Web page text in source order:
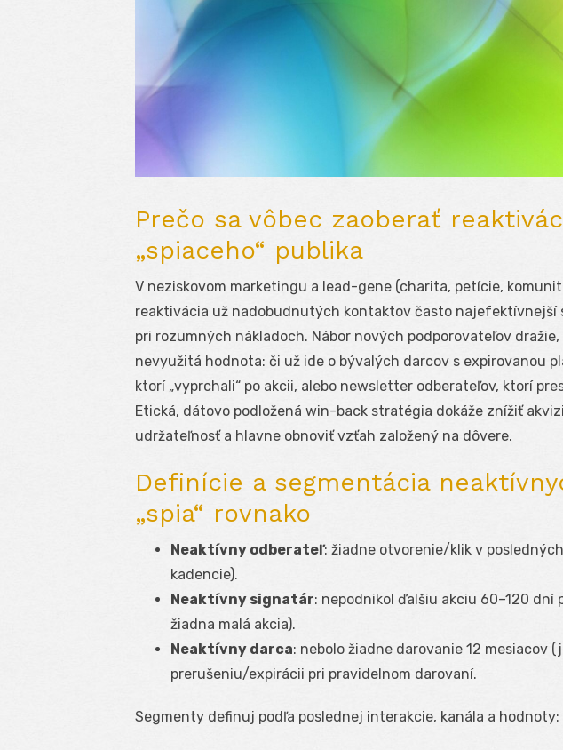
Prečo sa vôbec zaoberať
„spiaceho“ publika
V neziskovom marketingu a lead-gene (charita, petície,
reaktivácia už nadobudnutých kontaktov často najefektívnejší
pri rozumných nákladoch. Nábor nových podporovateľov
nevyužitá hodnota: či už ide o bývalých darcov s expirovanou
ktorí „vyprchali“ po akcii, alebo newsletter odberateľov, ktorí
Etická, dátovo podložená win-back stratégia dokáže znížiť
udržateľnosť a hlavne obnoviť vzťah založený na dôvere.
Definície a segmentácia
„spia“ rovnako
Neaktívny odberateľ: žiadne otvorenie/klik v
kadencie).
Neaktívny signatár: nepodnikol ďalšiu akciu 60–120 dní
žiadna malá akcia).
Neaktívny darca: nebolo žiadne darovanie 12 mesiacov
prerušeniu/expirácii pri pravidelnom darovaní.
Segmenty definuj podľa poslednej interakcie, kanála a hodnoty: